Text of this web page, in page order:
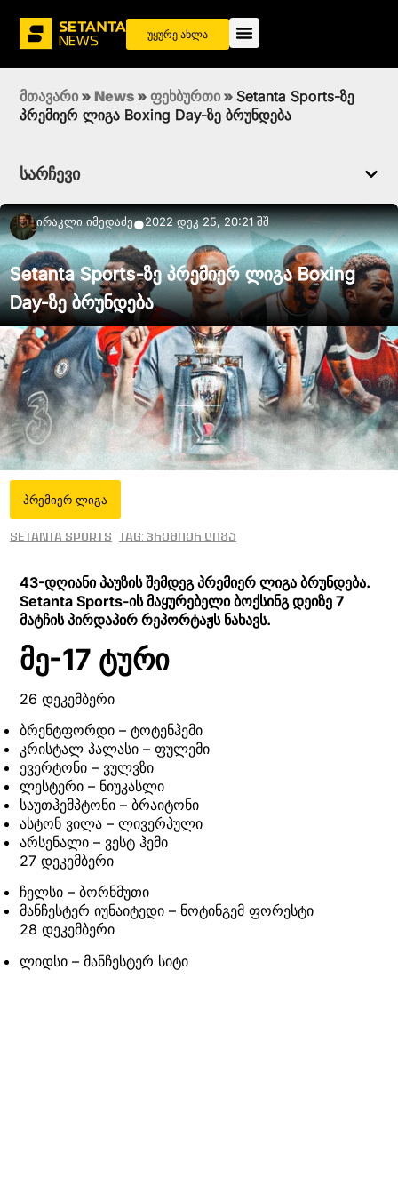
უყურე ახლა
მთავარი » News » ფეხბურთი » Setanta Sports-ზე
პრემიერ ლიგა Boxing Day-ზე ბრუნდება
სარჩევი
Ირაკლი Იმედაძე●2022 დეკ 25, 20:21 შშ
Setanta Sports-ზე პრემიერ ლიგა Boxing
Day-ზე ბრუნდება
პრემიერ ლიგა
Setanta Sports Tag: პრემიერ ლიგა
43-დღიანი პაუზის შემდეგ პრემიერ ლიგა ბრუნდება.
Setanta Sports-ის მაყურებელი ბოქსინგ დეიზე 7
მატჩის პირდაპირ რეპორტაჟს ნახავს.
მე-17 ტური
26 დეკემბერი
ბრენტფორდი – ტოტენჰემი
კრისტალ პალასი – ფულემი
ევერტონი – ვულვზი
ლესტერი – ნიუკასლი
საუთჰემპტონი – ბრაიტონი
ასტონ ვილა – ლივერპული
არსენალი – ვესტ ჰემი
27 დეკემბერი
ჩელსი – ბორნმუთი
მანჩესტერ იუნაიტედი – ნოტინგემ ფორესტი
28 დეკემბერი
ლიდსი – მანჩესტერ სიტი